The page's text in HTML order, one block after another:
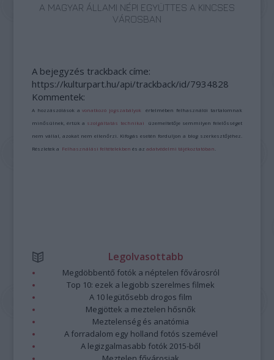
A MAGYAR ÁLLAMI NÉPI EGYÜTTES A KINCSES
VÁROSBAN
A bejegyzés trackback címe:
https://kulturpart.hu/api/trackback/id/7934828
Kommentek:
A hozzászólások avonatkozó jogszabályok értelmében felhasználói tartalomnak
minősülnek, értük a szolgáltatás technikai üzemeltetője semmilyen felelősséget
nem vállal, azokat nem ellenőrzi. Kifogás esetén forduljon a blog szerkesztőjéhez.
Részletek a Felhasználási feltételekben és azadatvédelmi tájékoztatóban
Legolvasottabb
Megdöbbentő fotók a néptelen fővárosról
Top 10: ezek a legjobb szerelmes filmek
A 10 legütősebb drogos film
Megjöttek a meztelen hősnők
Meztelenség és anatómia
A forradalom egy holland fotós szemével
A legizgalmasabb fotók 2015-ből